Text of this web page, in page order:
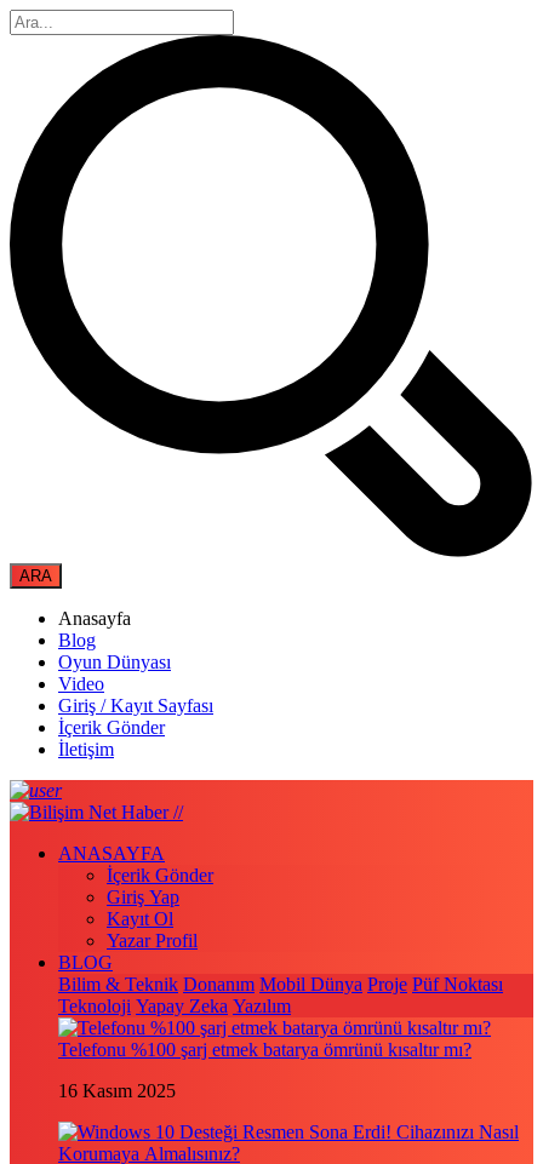
Anasayfa
Blog
Oyun Dünyası
Video
Giriş / Kayıt Sayfası
İçerik Gönder
İletişim
ANASAYFA
İçerik Gönder
Giriş Yap
Kayıt Ol
Yazar Profil
BLOG
Bilim & Teknik Donanım Mobil Dünya Proje Püf Noktası
Teknoloji Yapay Zeka Yazılım
Telefonu %100 şarj etmek batarya ömrünü kısaltır mı?
16 Kasım 2025